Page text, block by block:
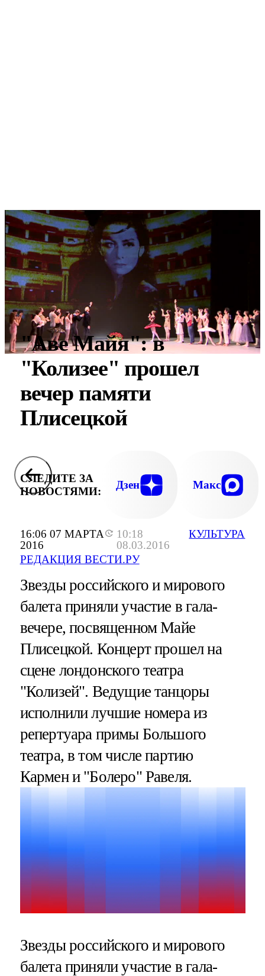
16:06 07 МАРТА
2016
10:18
08.03.2016
РЕДАКЦИЯ ВЕСТИ.РУ
КУЛЬТУРА
"Аве Майя": в
"Колизее" прошел
вечер памяти
Плисецкой
СЛЕДИТЕ ЗА
НОВОСТЯМИ:
Дзен Макс
Звезды российского и мирового
балета приняли участие в гала-
вечере, посвященном Майе
Плисецкой. Концерт прошел на
сцене лондонского театра
"Колизей". Ведущие танцоры
исполнили лучшие номера из
репертуара примы Большого
театра, в том числе партию
Кармен и "Болеро" Равеля.
Звезды российского и мирового
балета приняли участие в гала-